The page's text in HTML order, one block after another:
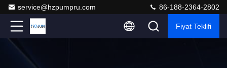
service@hzpumpru.com 86-188-2364-2802
Fiyat Teklifi